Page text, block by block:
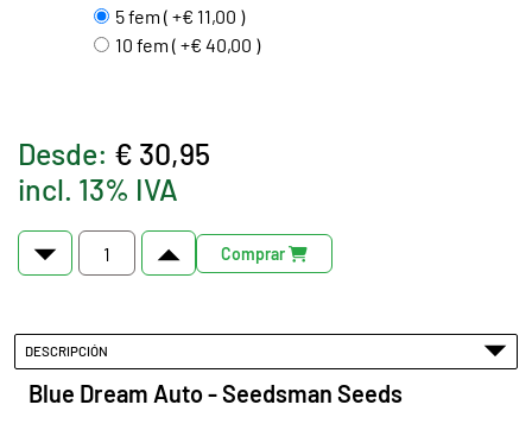
5 fem ( +€ 11,00 )
10 fem ( +€ 40,00 )
Desde: € 30,95
incl. 13% IVA
Comprar
DESCRIPCIÓN
Blue Dream Auto - Seedsman Seeds